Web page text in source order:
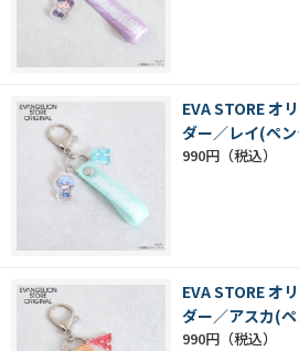
EVA STORE オ
ダー／レイ(ペ
990円
EVA STORE オ
ダー／アスカ(
990円